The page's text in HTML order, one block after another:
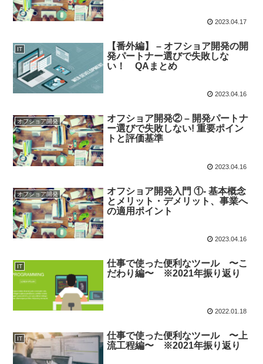
2023.04.17
IT
【番外編】 – オフショア開発の開
発パートナー選びで失敗しな
い！ QAまとめ
2023.04.16
オフショア開発
オフショア開発② – 開発パートナ
ー選びで失敗しない! 重要ポイン
トと評価基準
2023.04.16
オフショア開発
オフショア開発入門 ①- 基本概念
とメリット・デメリット、事業へ
の適用ポイント
2023.04.16
IT
仕事で使った便利なツール 〜こ
だわり編〜 ※2021年振り返り
2022.01.18
IT
仕事で使った便利なツール 〜上
流工程編〜 ※2021年振り返り